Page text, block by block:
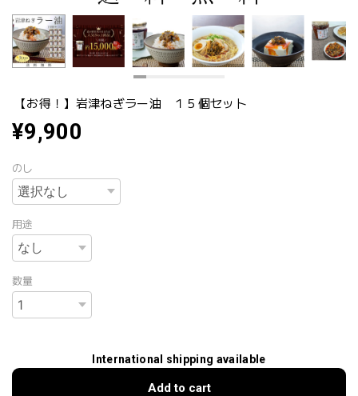
【お得！】岩津ねぎラー油 １５個セット
¥9,900
のし
用途
数量
International shipping available
Add to cart